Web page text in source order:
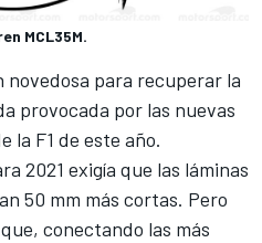
MCL35M.
novedosa para recuperar la
provocada por las nuevas
la F1 de este año.
2021 exigía que las láminas
50 mm más cortas. Pero
conectando las más